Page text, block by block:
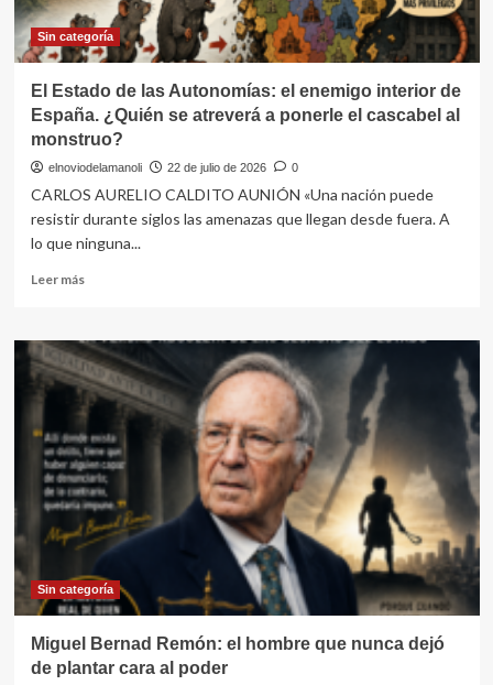
Sin categoría
El Estado de las Autonomías: el enemigo interior de
España. ¿Quién se atreverá a ponerle el cascabel al
monstruo?
elnoviodelamanoli 22 de julio de 2026 0
CARLOS AURELIO CALDITO AUNIÓN «Una nación puede
resistir durante siglos las amenazas que llegan desde fuera. A
lo que ninguna...
Leer másLeer
El
Estado
de
las
Autonomías:
el
enemigo
interior
de
España.
¿Quién
atreverá
a
el
cascabel
Sin categoría
Miguel Bernad Remón: el hombre que nunca dejó
de plantar cara al poder